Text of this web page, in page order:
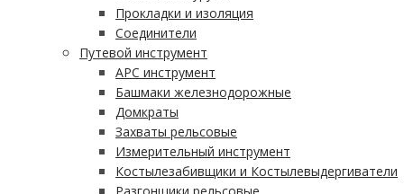
Прокладки и изоляция
Соединители
Путевой инструмент
АРС инструмент
Башмаки железнодорожные
Домкраты
Захваты рельсовые
Измерительный инструмент
Костылезабивщики и Костылевыдергиватели